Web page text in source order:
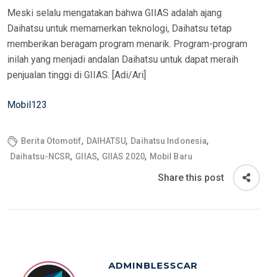
Meski selalu mengatakan bahwa GIIAS adalah ajang
Daihatsu untuk memamerkan teknologi, Daihatsu tetap
memberikan beragam program menarik. Program-program
inilah yang menjadi andalan Daihatsu untuk dapat meraih
penjualan tinggi di GIIAS. [Adi/Ari]
Mobil123
Berita Otomotif, DAIHATSU, Daihatsu Indonesia,
Daihatsu-NCSR, GIIAS, GIIAS 2020, Mobil Baru
Share this post
ADMINBLESSCAR